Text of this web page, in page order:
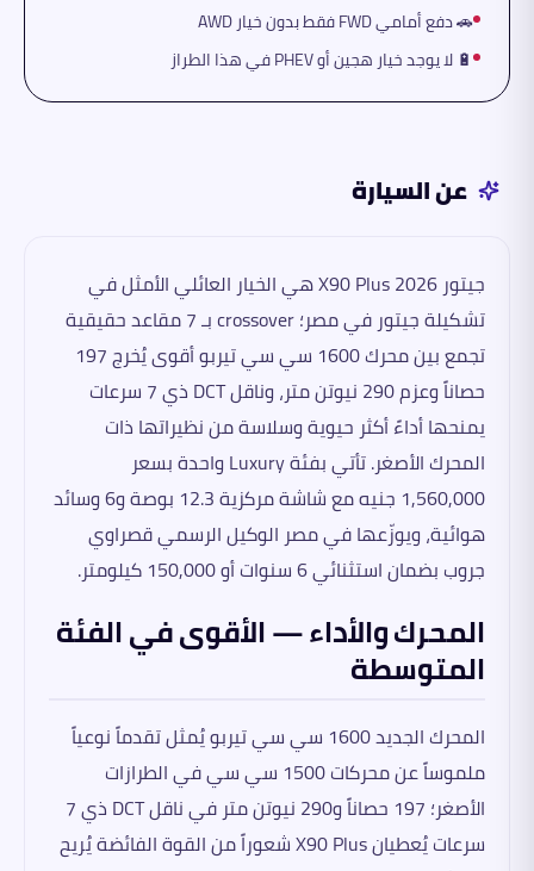
🚗 دفع أمامي FWD فقط بدون خيار AWD
🔋 لا يوجد خيار هجين أو PHEV في هذا الطراز
عن السيارة
جيتور X90 Plus 2026 هي الخيار العائلي الأمثل في
تشكيلة جيتور في مصر؛ crossover بـ 7 مقاعد حقيقية
تجمع بين محرك 1600 سي سي تيربو أقوى يُخرج 197
حصاناً وعزم 290 نيوتن متر، وناقل DCT ذي 7 سرعات
يمنحها أداءً أكثر حيوية وسلاسة من نظيراتها ذات
المحرك الأصغر. تأتي بفئة Luxury واحدة بسعر
1,560,000 جنيه مع شاشة مركزية 12.3 بوصة و6 وسائد
هوائية، ويوزّعها في مصر الوكيل الرسمي قصراوي
جروب بضمان استثنائي 6 سنوات أو 150,000 كيلومتر.
المحرك والأداء — الأقوى في الفئة
المتوسطة
المحرك الجديد 1600 سي سي تيربو يُمثل تقدماً نوعياً
ملموساً عن محركات 1500 سي سي في الطرازات
الأصغر؛ 197 حصاناً و290 نيوتن متر في ناقل DCT ذي 7
سرعات يُعطيان X90 Plus شعوراً من القوة الفائضة يُريح